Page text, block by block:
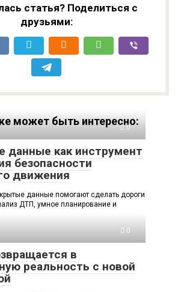
статья? Поделиться с
друзьями:
может быть интересно:
0
данные как инструмент
безопасности
движения
данные помогают сделать дороги
ДТП, умное планирование и
0
в
реальность с новой